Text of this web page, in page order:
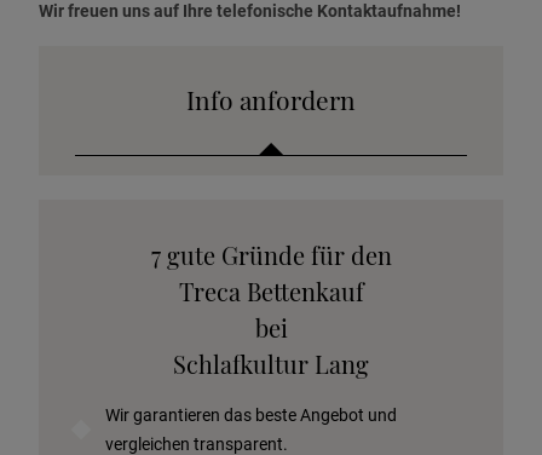
Wir freuen uns auf Ihre telefonische Kontaktaufnahme!
Info anfordern
Stoffkollektion anfordern
Telefonische Beratung anfordern
Angebot anfordern
Probeschlafen im Hotel
7 gute Gründe für den
Treca Bettenkauf
bei
Schlafkultur Lang
Wir garantieren das beste Angebot und
vergleichen transparent.